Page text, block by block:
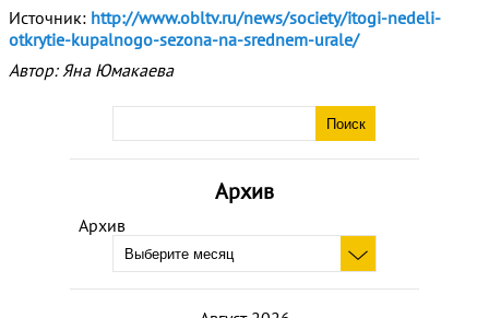
Архив
Архив
Источник: http://www.obltv.ru/news/society/itogi-nedeli-
otkrytie-kupalnogo-sezona-na-srednem-urale/
Автор: Яна Юмакаева